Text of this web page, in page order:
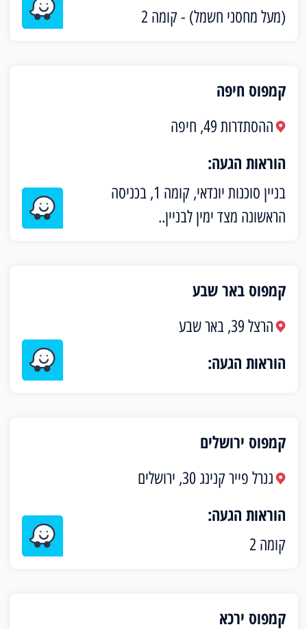
(מעל מחסני חשמל) - קומה 2
קמפוס חיפה
ההסתדרות 49, חיפה
הוראות הגעה:
בניין סוכנות יונדאי, קומה 1, בכניסה
הראשונה מצד ימין לבניין..
קמפוס באר שבע
הרצל 39, באר שבע
הוראות הגעה:
קמפוס ירושלים
גנרל פייר קנינג 30, ירושלים
הוראות הגעה:
קומה 2
קמפוס ירכא